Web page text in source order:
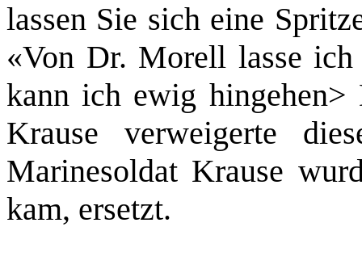
lassen Sie sich eine
«Von Dr. Morell lasse
kann ich ewig
Krause verweigerte
Marinesoldat Krause
kam, ersetzt.